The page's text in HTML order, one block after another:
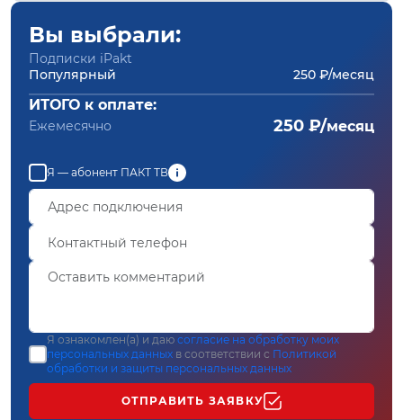
Вы выбрали:
Подписки iPakt
Популярный
250 ₽/месяц
ИТОГО к оплате:
Ежемесячно 250 ₽/месяц
Я — абонент ПАКТ ТВ
Я ознакомлен(а) и даю согласие на обработку моих
персональных данных в соответствии с Политикой
обработки и защиты персональных данных
ОТПРАВИТЬ ЗАЯВКУ